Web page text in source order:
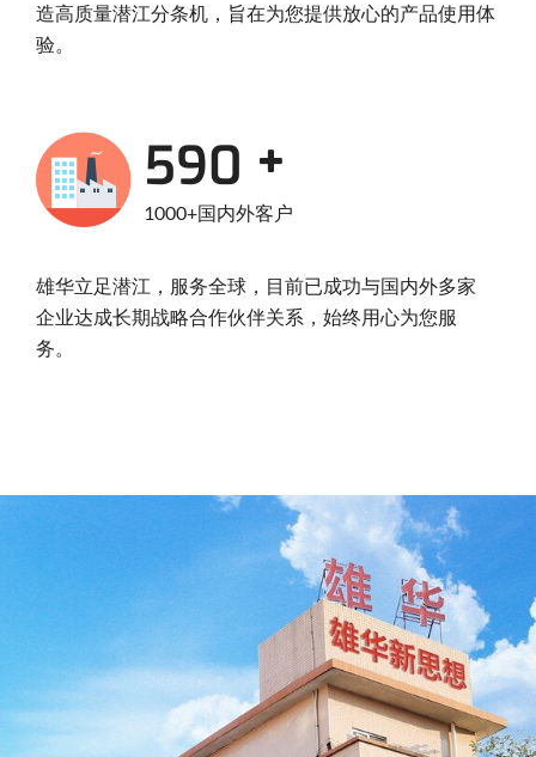
造高质量潜江分条机，旨在为您提供放心的产品使用体
验。
970
1000+国内外客户
雄华立足潜江，服务全球，目前已成功与国内外多家
企业达成长期战略合作伙伴关系，始终用心为您服
务。